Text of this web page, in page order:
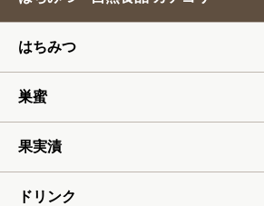
4月
5月
6月
はちみつ
巣蜜
果実漬
ドリンク